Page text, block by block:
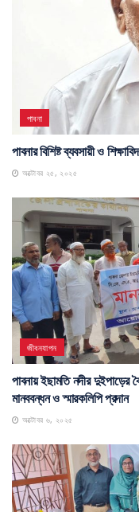
পাবনা
পাবনার বিশিষ্ট ব্যবসায়ী ও
অক্টোবর ২৫, ২০২৫
জীবনযাপন
পাবনায় ইছামতি নদীর দুইপাড়ের
মানববন্ধন ও স্মারকলিপি প্রদান
অক্টোবর ৬, ২০২৫